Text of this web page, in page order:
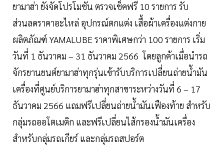
ยามาฮ่า ยังจัดโปรโมชัน ตรวจเช็คฟรี 10 รายการ รับ
ส่วนลดราคาอะไหล่ อุปกรณ์ตกแต่ง เสื้อผ้าเครื่องแต่งกาย
ผลิตภัณฑ์ YAMALUBE ราคาพิเศษกว่า 100 รายการ เริ่ม
วันที่ 1 ธันวาคม – 31 ธันวาคม 2566 โดยลูกค้าเมื่อนำรถ
จักรยานยนต์ยามาฮ่าทุกรุ่นเข้ารับบริการเปลี่ยนถ่ายน้ำมัน
เครื่องที่ศูนย์บริการยามาฮ่าทุกสาขาระหว่างวันที่ 6 – 17
ธันวาคม 2566 แถมฟรีเปลี่ยนถ่ายน้ำมันเฟืองท้าย สำหรับ
กลุ่มรถออโตเมติก และฟรีเปลี่ยนไส้กรองน้ำมันเครื่อง
สำหรับกลุ่มรถเกียร์ และกลุ่มรถสปอร์ต